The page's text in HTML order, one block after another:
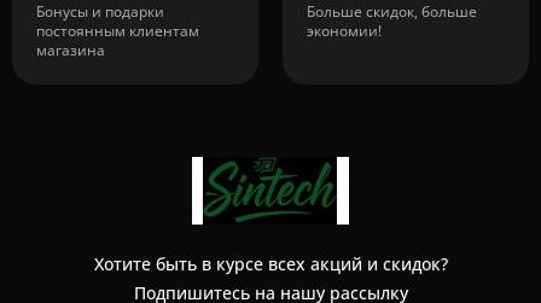
Бонусы и подарки
постоянным клиентам
магазина
Больше скидок, больше
экономии!
Хотите быть в курсе всех акций и скидок?
Подпишитесь на нашу рассылку